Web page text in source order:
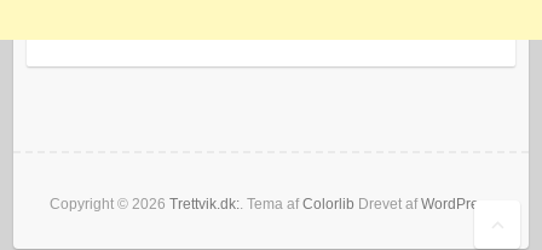
Copyright © 2026 Trettvik.dk:. Tema afColorlib Drevet afWordPress